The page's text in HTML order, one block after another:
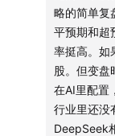
什么？上
全球市场
AI叙事迄
下跌，甚至
是顶。
日元还在跌
有两个强势
代。美元的
民币；在传
就是比特币。
略的简单复
平预期和超
率挺高。如
股。但变盘
在AI里配置
行业里还没
DeepSeek